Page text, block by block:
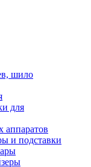
шило
для
и подставки